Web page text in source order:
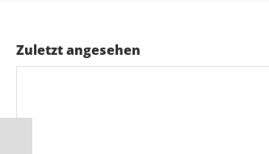
Zuletzt angesehen